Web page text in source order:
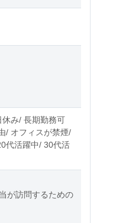
み/ 長期勤務可
/ オフィスが禁煙/
代活躍中/ 30代活
が訪問するための